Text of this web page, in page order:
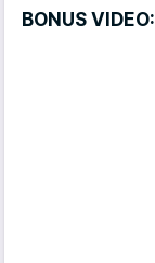
BONUS VIDEO: